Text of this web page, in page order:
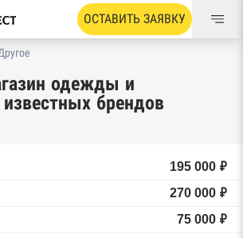
ОСТАВИТЬ ЗАЯВКУ
одежды и
известных брендов
195 000 ₽
270 000 ₽
75 000 ₽